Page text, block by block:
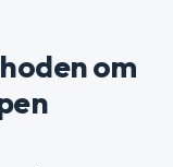
om